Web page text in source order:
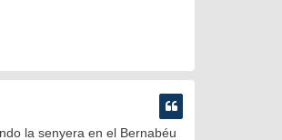
la senyera en el Bernabéu